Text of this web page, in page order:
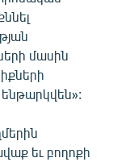
մասին
եւ բողոքի